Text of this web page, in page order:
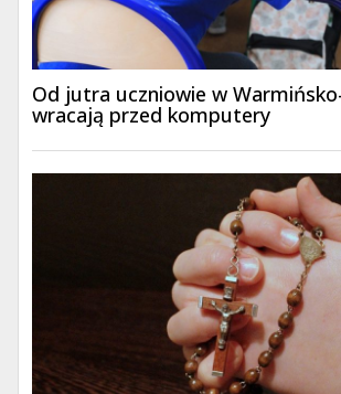
Od jutra uczniowie w
wracają przed komputery